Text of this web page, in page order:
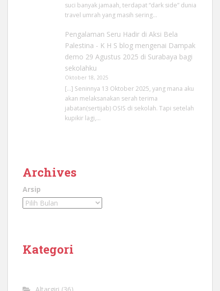
suci banyak jamaah, terdapat “dark side” dunia
travel umrah yang masih sering…
Pengalaman Seru Hadir di Aksi Bela
Palestina - K H S blogmengenai Dampak
demo 29 Agustus 2025 di Surabaya bagi
sekolahku
Oktober 18, 2025
[…] Seninnya 13 Oktober 2025, yang mana aku
akan melaksanakan serah terima
jabatan(sertijab) OSIS di sekolah. Tapi setelah
kupikir lagi,…
Archives
Arsip
Kategori